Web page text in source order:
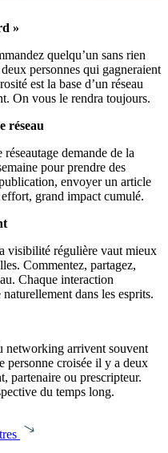
»
quelqu’un sans rien
personnes qui gagneraient
est la base d’un réseau
On vous le rendra toujours.
réseau
demande de la
pour prendre des
envoyer un article
grand impact cumulé.
visibilité régulière vaut mieux
Commentez, partagez,
Chaque interaction
dans les esprits.
networking arrivent souvent
personne croisée il y a deux
partenaire ou prescripteur.
du temps long.